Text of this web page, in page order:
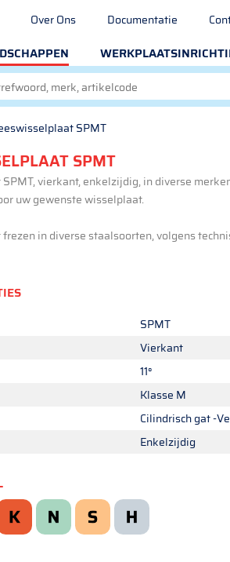
Over Ons Documentatie
SPMT
SPMT
vierkant, enkelzijdig, in diverse
uw gewenste wisselplaat.
frezen in diverse staalsoorten, volgens
SPMT
Vierkant
11°
Klasse M
Cilindrisch gat -
Enkelzijdig